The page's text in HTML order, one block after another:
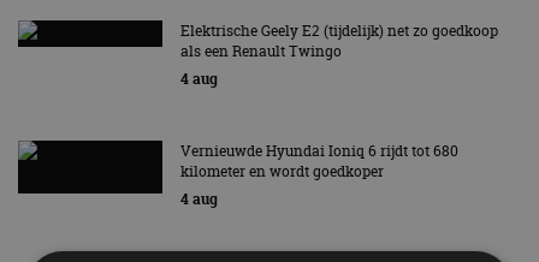
Elektrische Geely E2 (tijdelijk) net zo goedkoop
als een Renault Twingo
4 aug
Vernieuwde Hyundai Ioniq 6 rijdt tot 680
kilometer en wordt goedkoper
4 aug